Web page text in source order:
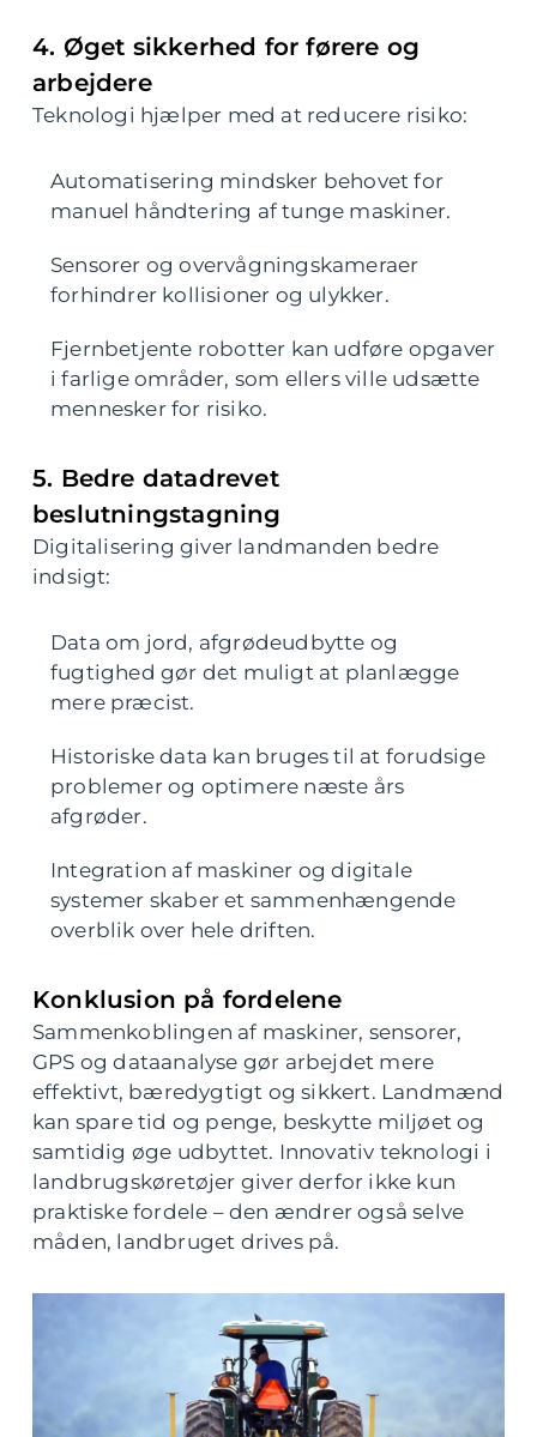
4. Øget sikkerhed for førere og
arbejdere
Teknologi hjælper med at reducere risiko:
Automatisering mindsker behovet for
manuel håndtering af tunge maskiner.
Sensorer og overvågningskameraer
forhindrer kollisioner og ulykker.
Fjernbetjente robotter kan udføre opgaver
i farlige områder, som ellers ville udsætte
mennesker for risiko.
5. Bedre datadrevet
beslutningstagning
Digitalisering giver landmanden bedre
indsigt:
Data om jord, afgrødeudbytte og
fugtighed gør det muligt at planlægge
mere præcist.
Historiske data kan bruges til at forudsige
problemer og optimere næste års
afgrøder.
Integration af maskiner og digitale
systemer skaber et sammenhængende
overblik over hele driften.
Konklusion på fordelene
Sammenkoblingen af maskiner, sensorer,
GPS og dataanalyse gør arbejdet mere
effektivt, bæredygtigt og sikkert. Landmænd
kan spare tid og penge, beskytte miljøet og
samtidig øge udbyttet. Innovativ teknologi i
landbrugskøretøjer giver derfor ikke kun
praktiske fordele – den ændrer også selve
måden, landbruget drives på.